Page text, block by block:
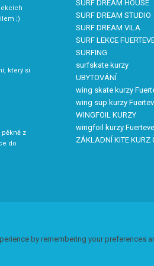
;)
který si
pěkně z
do
SURF DREAM HOUSE
SURF DREAM STUDIO
SURF DREAM VILA
SURF LEKCE
SURFING
surfskate kurzy
UBYTOVÁNÍ
wing skate kurzy
wing sup kurzy
WINGFOIL KURZY
wingfoil kurzy
ZÁKLADNÍ KITE KURZ
by remembering your preferences